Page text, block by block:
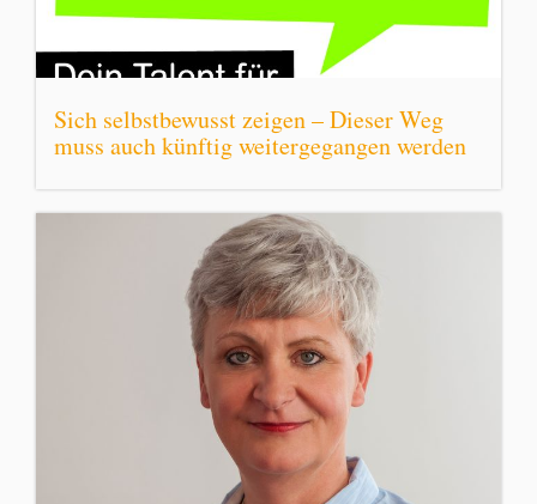
Sich selbstbewusst zeigen – Dieser Weg
muss auch künftig weitergegangen werden